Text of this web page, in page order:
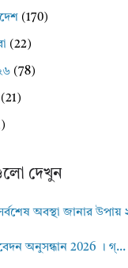
(170)
(22)
(78)
(21)
দেখুন
অবস্থা জানার উপায়
অনুসন্ধান 2026 । গ্...